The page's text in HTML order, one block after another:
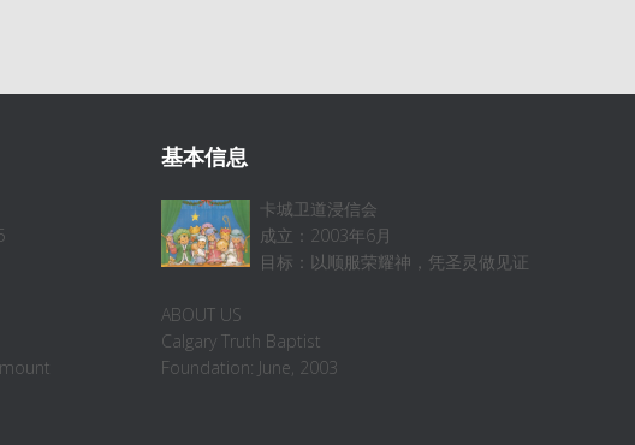
基本信息
卡城卫道浸信会
成立：2003年6月
目标：以顺服荣耀神，凭圣灵做见证
ABOUT US
Calgary Truth Baptist
Foundation: June, 2003